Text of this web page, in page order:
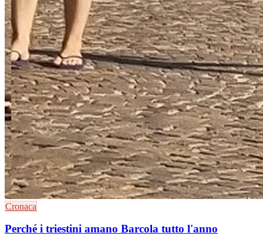
Cronaca
Perché i triestini amano Barcola tutto l'anno